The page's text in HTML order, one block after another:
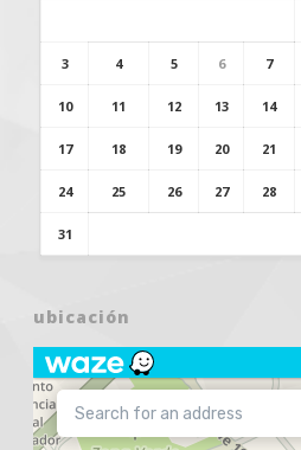
3 4 5 6 7
10 11 12 13 14
17 18 19 20 21
24 25 26 27 28
31
ubicación